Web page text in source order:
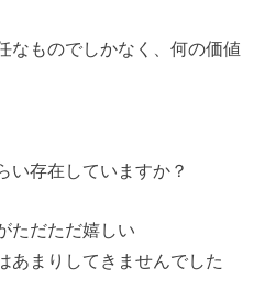
なものでしかなく、何の価値
い存在していますか？
ただただ嬉しい
あまりしてきませんでした